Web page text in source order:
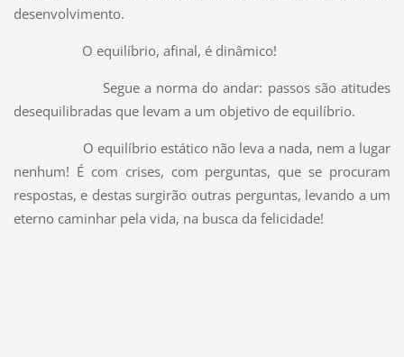
desenvolvimento.
O equilíbrio, afinal, é dinâmico!
Segue a norma do andar: passos são atitudes
desequilibradas que levam a um objetivo de equilíbrio.
O equilíbrio estático não leva a nada, nem a lugar
nenhum! É com crises, com perguntas, que se procuram
respostas, e destas surgirão outras perguntas, levando a um
eterno caminhar pela vida, na busca da felicidade!